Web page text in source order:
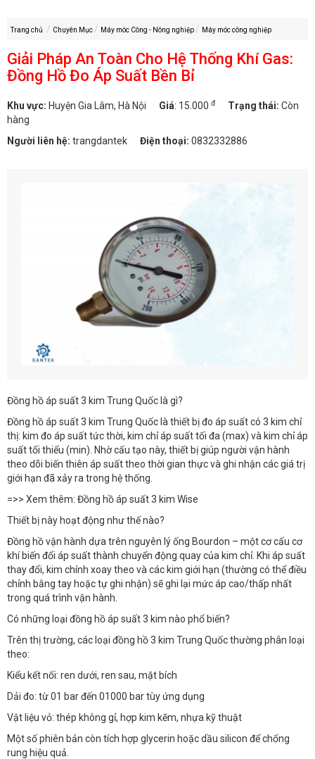
Trang chủ Chuyên Mục Máy móc Công - Nông nghiệp Máy móc công nghiệp
Giải Pháp An Toàn Cho Hệ Thống Khí Gas:
Đồng Hồ Đo Áp Suất Bền Bỉ
Khu vực: Huyện Gia Lâm, Hà Nội Giá: 15.000 đ Trạng thái: Còn
hàng
Người liên hệ: trangdantek Điện thoại: 0832332886
Đồng hồ áp suất 3 kim Trung Quốc là gì?
Đồng hồ áp suất 3 kim Trung Quốc là thiết bị đo áp suất có 3 kim chỉ
thị: kim đo áp suất tức thời, kim chỉ áp suất tối đa (max) và kim chỉ áp
suất tối thiểu (min). Nhờ cấu tạo này, thiết bị giúp người vận hành
theo dõi biến thiên áp suất theo thời gian thực và ghi nhận các giá trị
giới hạn đã xảy ra trong hệ thống.
=>> Xem thêm: Đồng hồ áp suất 3 kim Wise
Thiết bị này hoạt động như thế nào?
Đồng hồ vận hành dựa trên nguyên lý ống Bourdon – một cơ cấu cơ
khí biến đổi áp suất thành chuyển động quay của kim chỉ. Khi áp suất
thay đổi, kim chính xoay theo và các kim giới hạn (thường có thể điều
chỉnh bằng tay hoặc tự ghi nhận) sẽ ghi lại mức áp cao/thấp nhất
trong quá trình vận hành.
Có những loại đồng hồ áp suất 3 kim nào phổ biến?
Trên thị trường, các loại đồng hồ 3 kim Trung Quốc thường phân loại
theo:
Kiểu kết nối: ren dưới, ren sau, mặt bích
Dải đo: từ 01 bar đến 01000 bar tùy ứng dụng
Vật liệu vỏ: thép không gỉ, hợp kim kẽm, nhựa kỹ thuật
Một số phiên bản còn tích hợp glycerin hoặc dầu silicon để chống
rung hiệu quả.